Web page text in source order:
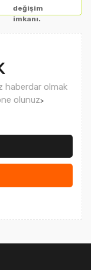
değişim
imkanı.
haberdar olmak
olunuz>